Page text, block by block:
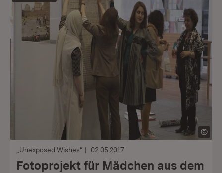
„Unexposed Wishes“ 02.05.2017
Fotoprojekt für Mädchen aus dem